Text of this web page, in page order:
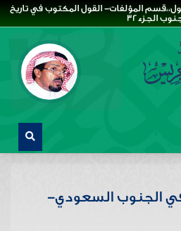
المؤلفات- القول المكتوب في تاريخ
الجزء32
في الجنوب السعودي-